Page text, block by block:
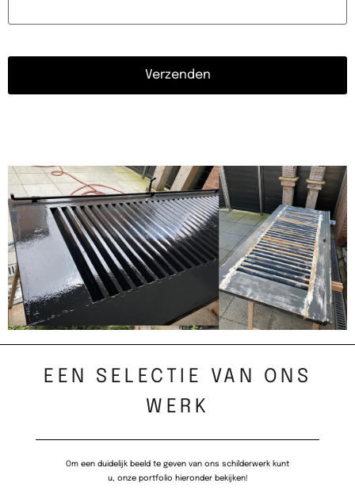
EEN SELECTIE VAN ONS
WERK
Om een duidelijk beeld te geven van ons schilderwerk kunt
u, onze portfolio hieronder bekijken!